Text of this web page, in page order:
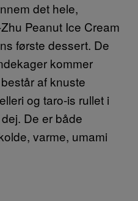
det hele,
Peanut Ice Cream
første dessert. De
kommer
af knuste
og taro-is rullet i
De er både
varme, umami